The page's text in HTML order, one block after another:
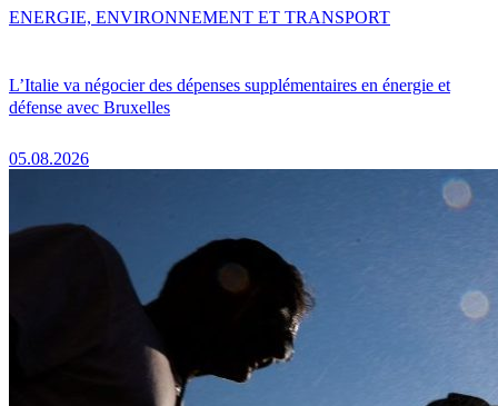
L’Italie va négocier des dépenses supplémentaires en énergie et
défense avec Bruxelles
05.08.2026
ENERGIE, ENVIRONNEMENT ET TRANSPORT